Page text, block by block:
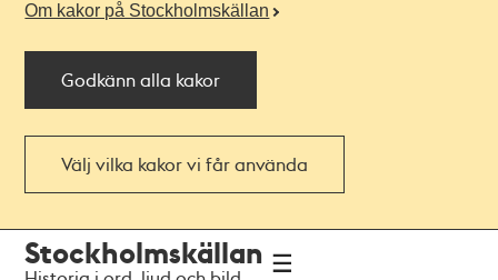
Om kakor på Stockholmskällan
Godkänn alla kakor
Välj vilka kakor vi får använda
navigationen
huvudinnehållet
Stockholmskällan